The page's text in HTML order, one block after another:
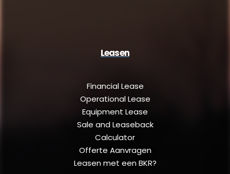
Leasen
Financial Lease
Operational Lease
Equipment Lease
Sale and Leaseback
Calculator
Offerte Aanvragen
Leasen met een BKR?